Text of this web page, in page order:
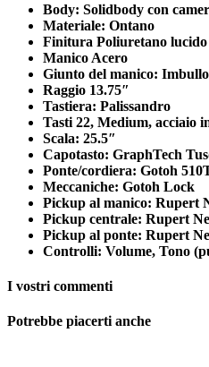
Body: Solidbody con
Materiale: Ontano
Finitura Poliuretano lucido
Manico Acero
Giunto del manico:
Raggio 13.75″
Tastiera: Palissandro
Tasti 22, Medium, acciaio
Scala: 25.5″
Capotasto: GraphTech
Ponte/cordiera: Gotoh
Meccaniche: Gotoh Lock
Pickup al manico: Rupert
Pickup centrale: Rupert
Pickup al ponte: Rupert
Controlli: Volume, Tono
I vostri commenti
Potrebbe piacerti anche